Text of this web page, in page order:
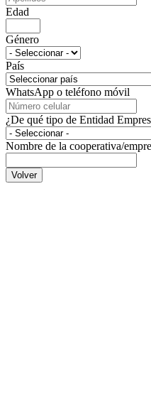
Edad
Género
País
WhatsApp o teléfono móvil
¿De qué tipo de Entidad
Nombre de la cooperativa/
Volver